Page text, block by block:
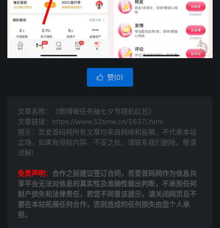
 赞(0)
文章名称：《微博做任务抽七夕节随机红包》
文章链接： https://www.52smw.cn/5637/.html
提示：吾爱首码网所有文章均来自网络和投稿，不代表本站
立场，如果有侵权内容、不妥之处，请联系我们删除。敬请
谅解!
免责声明： 合作之前建议签订合同，吾爱首码网作为信息共
享平台无法对信息的真实性及准确性做出判断，不承担任何
财产损失和法律责任，若您不同意该提示，请关闭网页且不
要在本站拓展任何合作，否则造成的任何损失由您个人承
担。